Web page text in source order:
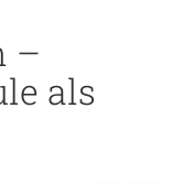
–
als